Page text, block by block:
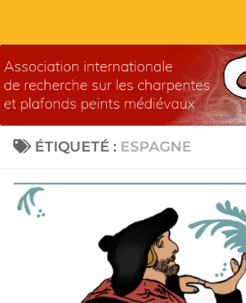
ÉTIQUETÉ : ESPAGNE